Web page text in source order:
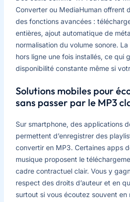
Converter ou MediaHuman offrent
des fonctions avancées :
entières, ajout automatique de
normalisation du volume sonore.
hors ligne une fois installés, ce qui
disponibilité constante même si
Solutions mobiles pour
sans passer par le MP3
Sur smartphone, des applications
permettent d’enregistrer des
convertir en MP3. Certaines apps
musique proposent le
cadre contractuel clair. Vous y
respect des droits d’auteur et en
surtout si vous écoutez souvent en